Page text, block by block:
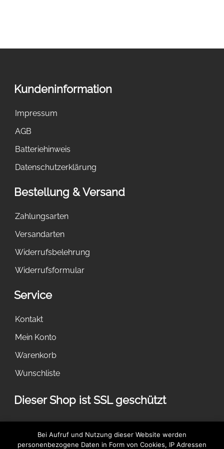
Bestellungen ausgeführt.Verwerfen
Kundeninformation
Impressum
AGB
Batteriehinweis
Datenschutzerklärung
Bestellung & Versand
Zahlungsarten
Versandarten
Widerrufsbelehrung
Widerrufsformular
Service
Kontakt
Mein Konto
Warenkorb
Wunschliste
Dieser Shop ist SSL geschützt
Bei Aufruf und Nutzung dieser Website werden
personenbezogene Daten in Form von Cookies, IP Adressen